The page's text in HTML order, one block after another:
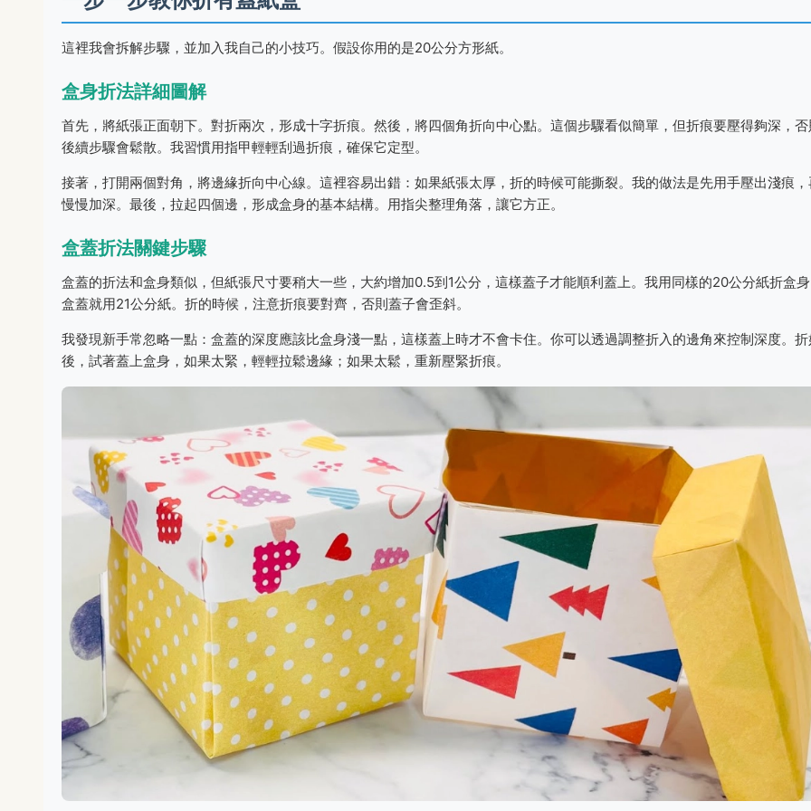
這裡我會拆解步驟，並加入我自己的小技巧。假設你用的是20公分方形紙。
盒身折法詳細圖解
首先，將紙張正面朝下。對折兩次，形成十字折痕。然後，將四個角折向中心點。這個步驟看似簡單，但折痕要壓得夠深，否
後續步驟會鬆散。我習慣用指甲輕輕刮過折痕，確保它定型。
接著，打開兩個對角，將邊緣折向中心線。這裡容易出錯：如果紙張太厚，折的時候可能撕裂。我的做法是先用手壓出淺痕
慢慢加深。最後，拉起四個邊，形成盒身的基本結構。用指尖整理角落，讓它方正。
盒蓋折法關鍵步驟
盒蓋的折法和盒身類似，但紙張尺寸要稍大一些，大約增加0.5到1公分，這樣蓋子才能順利蓋上。我用同樣的20公分紙折盒身
盒蓋就用21公分紙。折的時候，注意折痕要對齊，否則蓋子會歪斜。
我發現新手常忽略一點：盒蓋的深度應該比盒身淺一點，這樣蓋上時才不會卡住。你可以透過調整折入的邊角來控制深度。
後，試著蓋上盒身，如果太緊，輕輕拉鬆邊緣；如果太鬆，重新壓緊折痕。